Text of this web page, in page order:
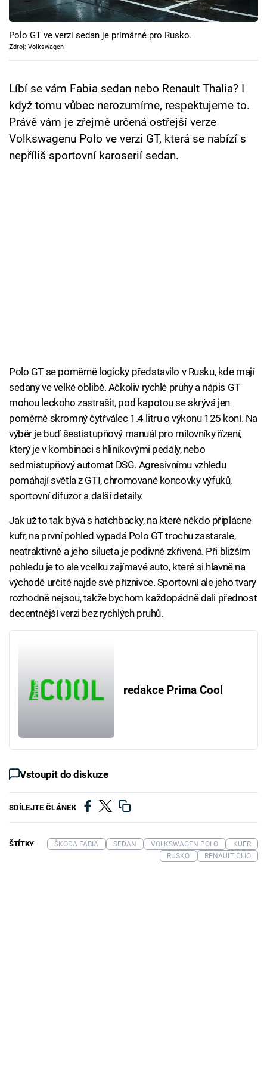
Cool Esport
Pořady
Sledujte prima+
Přihlášení
Polo GT ve verzi sedan je primárně pro Rusko.
Zdroj: Volkswagen
Líbí se vám Fabia sedan nebo Renault Thalia? I
když tomu vůbec nerozumíme, respektujeme to.
Právě vám je zřejmě určená ostřejší verze
Volkswagenu Polo ve verzi GT, která se nabízí s
nepříliš sportovní karoserií sedan.
Polo GT se poměrně logicky představilo v Rusku, kde mají
sedany ve velké oblibě. Ačkoliv rychlé pruhy a nápis GT
mohou leckoho zastrašit, pod kapotou se skrývá jen
poměrně skromný čytřválec 1.4 litru o výkonu 125 koní. Na
výběr je buď šestistupňový manuál pro milovníky řízení,
který je v kombinaci s hliníkovými pedály, nebo
sedmistupňový automat DSG. Agresivnímu vzhledu
pomáhají světla z GTI, chromované koncovky výfuků,
sportovní difuzor a další detaily.
Jak už to tak bývá s hatchbacky, na které někdo připlácne
kufr, na první pohled vypadá Polo GT trochu zastarale,
neatraktivně a jeho silueta je podivně zkřivená. Při bližším
pohledu je to ale vcelku zajímavé auto, které si hlavně na
východě určitě najde své příznivce. Sportovní ale jeho tvary
rozhodně nejsou, takže bychom každopádně dali přednost
decentnější verzi bez rychlých pruhů.
redakce Prima Cool
Vstoupit do diskuze
SDÍLEJTE ČLÁNEK
ŠTÍTKY ŠKODA FABIA SEDAN VOLKSWAGEN POLO
KUFR
RUSKO
RENAULT CLIO